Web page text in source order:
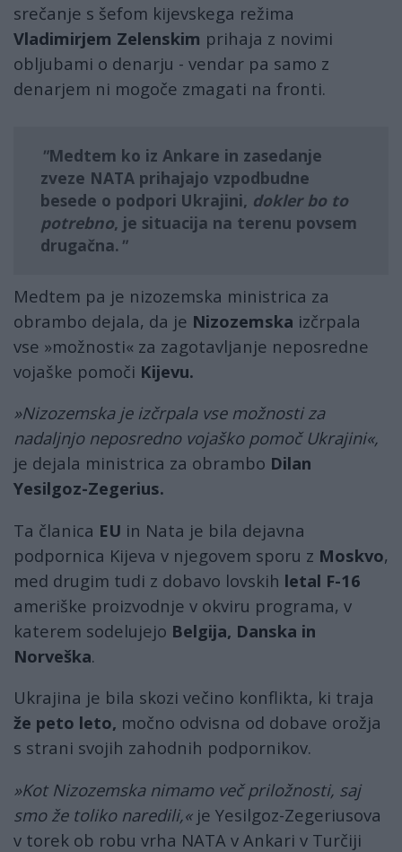
srečanje s šefom kijevskega režima
Vladimirjem Zelenskim prihaja z novimi
obljubami o denarju - vendar pa samo z
denarjem ni mogoče zmagati na fronti.
Medtem ko iz Ankare in zasedanje
zveze NATA prihajajo vzpodbudne
besede o podpori Ukrajini, dokler bo to
potrebno, je situacija na terenu povsem
drugačna.
Medtem pa je nizozemska ministrica za
obrambo dejala, da je Nizozemska izčrpala
vse »možnosti« za zagotavljanje neposredne
vojaške pomoči Kijevu.
»Nizozemska je izčrpala vse možnosti za
nadaljnjo neposredno vojaško pomoč Ukrajini«,
je dejala ministrica za obrambo Dilan
Yesilgoz-Zegerius.
Ta članica EU in Nata je bila dejavna
podpornica Kijeva v njegovem sporu z Moskvo,
med drugim tudi z dobavo lovskih letal F-16
ameriške proizvodnje v okviru programa, v
katerem sodelujejo Belgija, Danska in
Norveška.
Ukrajina je bila skozi večino konflikta, ki traja
že peto leto, močno odvisna od dobave orožja
s strani svojih zahodnih podpornikov.
»Kot Nizozemska nimamo več priložnosti, saj
smo že toliko naredili,«je Yesilgoz-Zegeriusova
v torek ob robu vrha NATA v Ankari v Turčiji